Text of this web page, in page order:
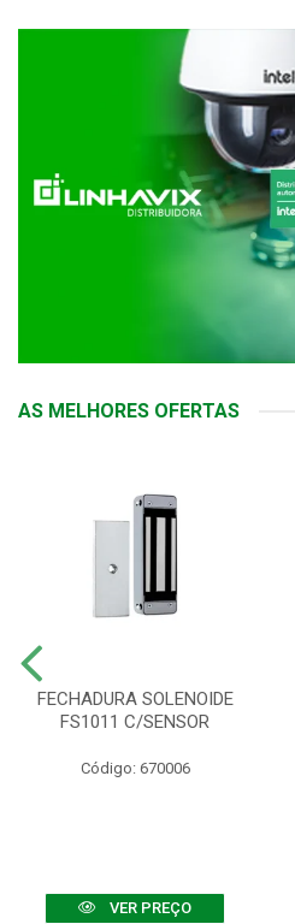
AS MELHORES OFERTAS
FECHADURA SOLENOIDE
FS1011 C/SENSOR
Código: 670006
VER PREÇO